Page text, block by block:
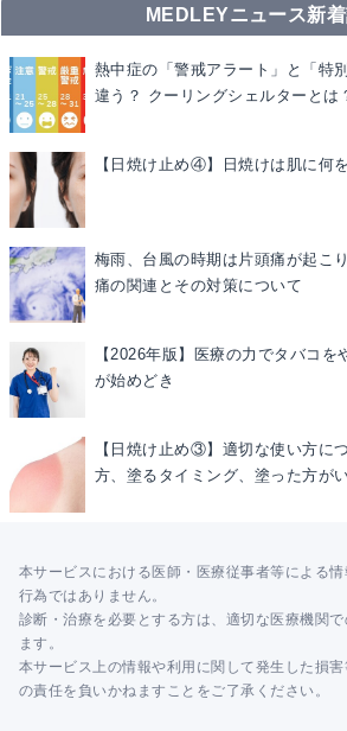
MEDLEYニュース新
熱中症の「警戒アラート」と「特
違う？ クーリングシェルターとは
【日焼け止め④】日焼けは肌に何
梅雨、台風の時期は片頭痛が起こ
痛の関連とその対策について
【2026年版】医療の力でタバコ
が始めどき
【日焼け止め③】適切な使い方に
方、塗るタイミング、塗った方が
本サービスにおける医師・医療従事者等による
行為ではありません。
診断・治療を必要とする方は、適切な医療機関
ます。
本サービス上の情報や利用に関して発生した損
の責任を負いかねますことをご了承ください。